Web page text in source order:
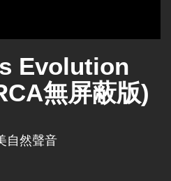
Evolution
無屏蔽版)
自然聲音